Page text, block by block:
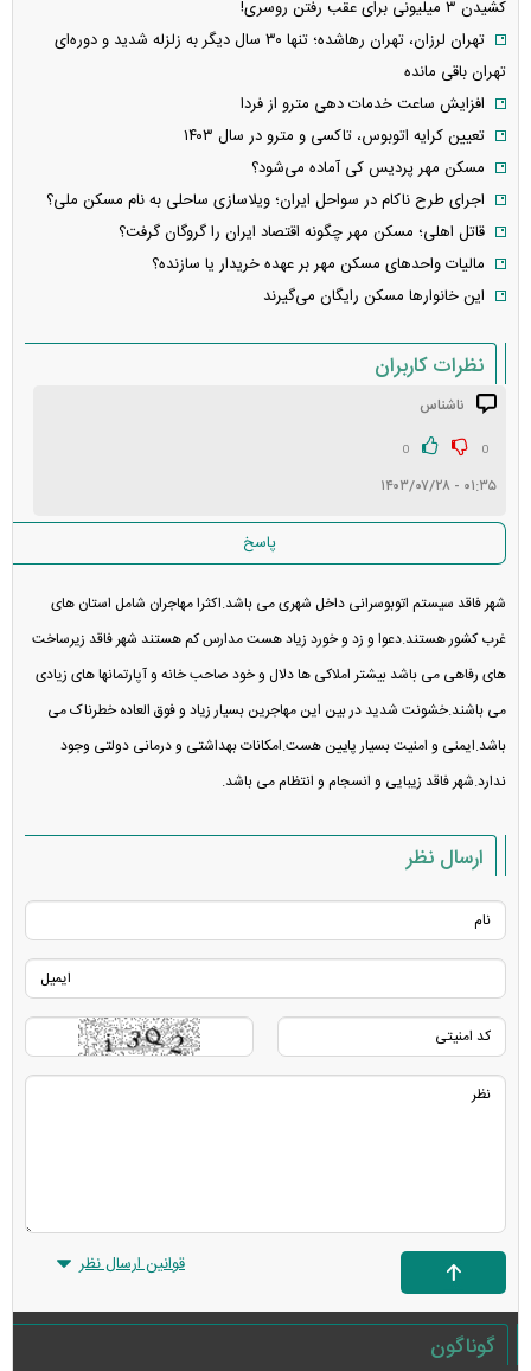
کشیدن ۳ میلیونی برای عقب رفتن روسری!
تهران لرزان، تهران رهاشده؛ تنها ۳۰ سال دیگر به زلزله شدید و دوره‌ای
تهران باقی مانده
افزایش ساعت خدمات دهی مترو از فردا
تعیین کرایه اتوبوس، تاکسی و مترو در سال ۱۴۰۳
مسکن مهر پردیس کی آماده می‌شود؟
اجرای طرح ناکام در سواحل ایران؛ ویلاسازی ساحلی به نام مسکن ملی؟
قاتل اهلی؛ مسکن مهر چگونه اقتصاد ایران را گروگان گرفت؟
مالیات واحد‌های مسکن مهر بر عهده خریدار یا سازنده؟
این خانوارها مسکن رایگان می‌گیرند
نظرات کاربران
ناشناس
0
0
۰۱:۳۵ - ۱۴۰۳/۰۷/۲۸
پاسخ
شهر فاقد سیستم اتوبوسرانی داخل شهری می باشد.اکثرا مهاجران شامل استان های
غرب کشور هستند.دعوا و زد و خورد زیاد هست مدارس کم هستند شهر فاقد زیرساخت
های رفاهی می باشد بیشتر املاکی ها دلال و خود صاحب خانه و آپارتمانها های زیادی
می باشند.خشونت شدید در بین این مهاجرین بسیار زیاد و فوق العاده خطرناک می
باشد.ایمنی و امنیت بسیار پایین هست.امکانات بهداشتی و درمانی دولتی وجود
ندارد.شهر فاقد زیبایی و انسجام و انتظام می باشد.
ارسال نظر
قوانین ارسال نظر
گوناگون